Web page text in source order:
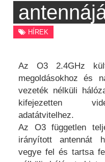
HÍREK
Az O3 2.4GHz
megoldásokhoz és
vezeték nélküli
kifejezetten
adatátvitelhez.
Az O3 független
irányított antennát
vegye fel és tartsa